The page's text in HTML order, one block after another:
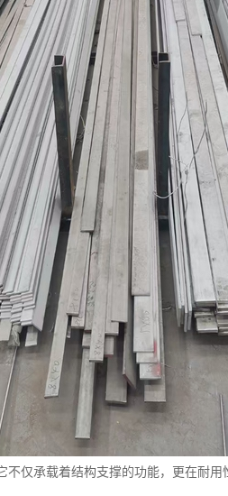
不仅承载着结构支撑的功能，更在耐